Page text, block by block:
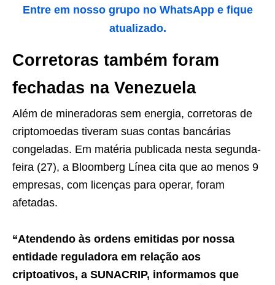
Entre em nosso grupo no WhatsApp e fique
atualizado.
Corretoras também foram
fechadas na Venezuela
Além de mineradoras sem energia, corretoras de
criptomoedas tiveram suas contas bancárias
congeladas. Em matéria publicada nesta segunda-
feira (27), a Bloomberg Línea cita que ao menos 9
empresas, com licenças para operar, foram
afetadas.
“Atendendo às ordens emitidas por nossa
entidade reguladora em relação aos
criptoativos, a SUNACRIP, informamos que